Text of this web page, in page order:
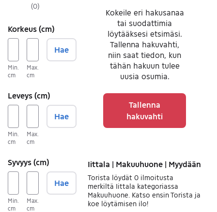
(0)
Korkeus (cm)
Min.
cm
Max.
cm
Hae
Leveys (cm)
Min.
cm
Max.
cm
Hae
Syvyys (cm)
Min.
cm
Max.
cm
Hae
Kokeile eri hakusanaa
tai suodattimia
löytääksesi etsimäsi.
Tallenna hakuvahti,
niin saat tiedon, kun
tähän hakuun tulee
uusia osumia.
Tallenna
hakuvahti
Iittala | Makuuhuone | Myydään
Torista löydät 0 ilmoitusta
merkiltä Iittala kategoriassa
Makuuhuone. Katso ensin Torista ja
koe löytämisen ilo!